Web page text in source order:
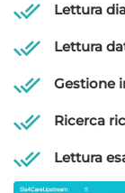
Lettura
Lettura
Gestione
Ricerca
Lettura